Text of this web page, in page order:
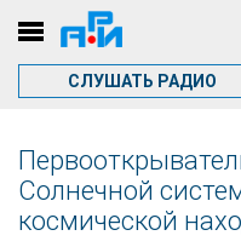
СЛУШАТЬ РАДИО
Солнечной
космической